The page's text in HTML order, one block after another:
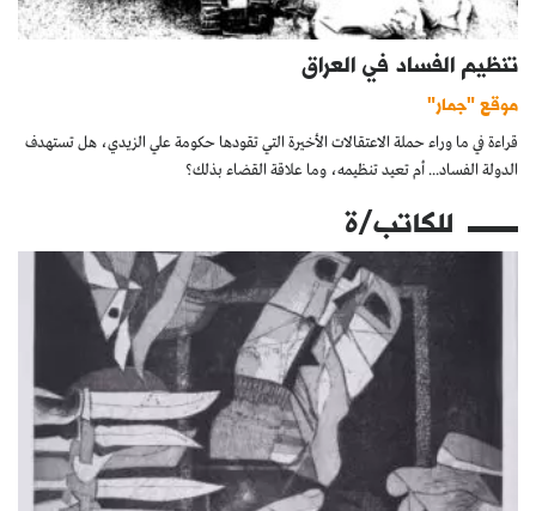
تنظيم الفساد في العراق
موقع "جمار"
قراءة في ما وراء حملة الاعتقالات الأخيرة التي تقودها حكومة علي الزيدي، هل تستهدف
الدولة الفساد... أم تعيد تنظيمه، وما علاقة القضاء بذلك؟
للكاتب/ة